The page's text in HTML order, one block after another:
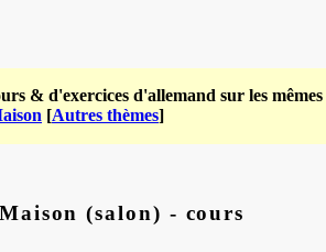
& d'exercices d'allemand sur les mêmes
[Autres thèmes]
(salon) - cours